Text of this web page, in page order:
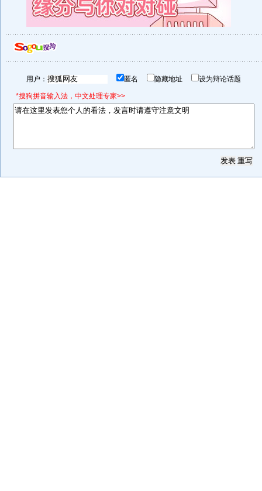
用户： 匿名 隐藏地址 设为辩论话题
*搜狗拼音输入法，中文处理专家>>